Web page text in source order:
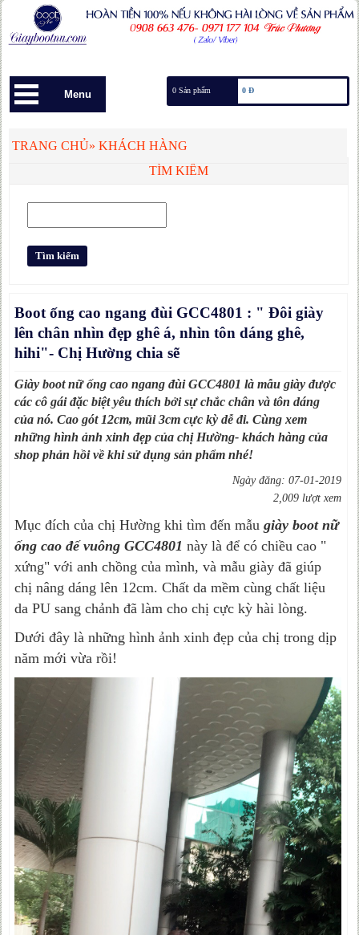
TÌM KIẾM
Boot ống cao ngang đùi GCC4801 : " Đôi giày
lên chân nhìn đẹp ghê á, nhìn tôn dáng ghê,
hihi"- Chị Hường chia sẽ
Giày boot nữ ống cao ngang đùi GCC4801 là mẫu giày được
các cô gái đặc biệt yêu thích bởi sự chắc chân và tôn dáng
của nó. Cao gót 12cm, mũi 3cm cực kỳ dễ đi. Cùng xem
những hình ảnh xinh đẹp của chị Hường- khách hàng của
shop phản hồi về khi sử dụng sản phẩm nhé!
Ngày đăng: 07-01-2019
2,009 lượt xem
Mục đích của chị Hường khi tìm đến mẫugiày boot nữ
ống cao đế vuông GCC4801 này là để có chiều cao "
xứng" với anh chồng của mình, và mẫu giày đã giúp
chị nâng dáng lên 12cm. Chất da mềm cùng chất liệu
da PU sang chảnh đã làm cho chị cực kỳ hài lòng.
Dưới đây là những hình ảnh xinh đẹp của chị trong dịp
năm mới vừa rồi!
TRANG CHỦ»KHÁCH HÀNG
0 Sản phẩm 0 Đ
Menu